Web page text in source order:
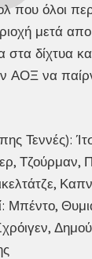
που όλοι
μετά
στα δίχτυα
ΑΟΞ να
Τεννές):
Τζούρμαν,
Μπέντο,